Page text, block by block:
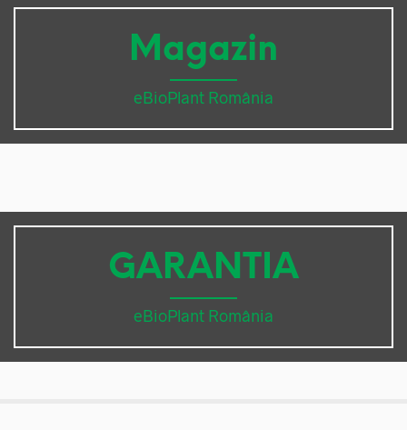
Magazin
eBioPlant România
GARANTIA
eBioPlant România